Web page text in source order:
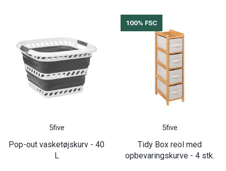
5five
Pop-out vasketøjskurv - 40
L
100% FSC
5five
Tidy Box reol med
opbevaringskurve - 4 stk.